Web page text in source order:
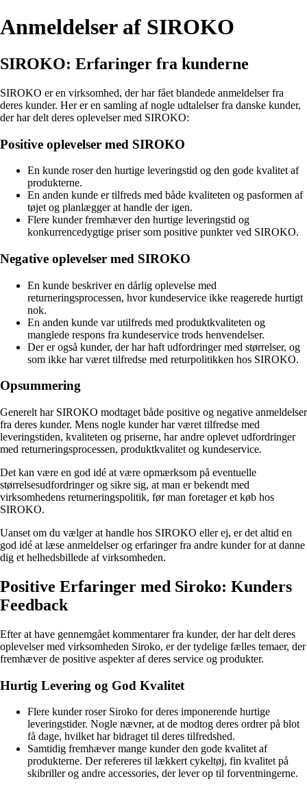
Anmeldelser af SIROKO
SIROKO: Erfaringer fra kunderne
SIROKO er en virksomhed, der har fået blandede anmeldelser fra
deres kunder. Her er en samling af nogle udtalelser fra danske kunder,
der har delt deres oplevelser med SIROKO:
Positive oplevelser med SIROKO
En kunde roser den hurtige leveringstid og den gode kvalitet af
produkterne.
En anden kunde er tilfreds med både kvaliteten og pasformen af
tøjet og planlægger at handle der igen.
Flere kunder fremhæver den hurtige leveringstid og
konkurrencedygtige priser som positive punkter ved SIROKO.
Negative oplevelser med SIROKO
En kunde beskriver en dårlig oplevelse med
returneringsprocessen, hvor kundeservice ikke reagerede hurtigt
nok.
En anden kunde var utilfreds med produktkvaliteten og
manglede respons fra kundeservice trods henvendelser.
Der er også kunder, der har haft udfordringer med størrelser, og
som ikke har været tilfredse med returpolitikken hos SIROKO.
Opsummering
Generelt har SIROKO modtaget både positive og negative anmeldelser
fra deres kunder. Mens nogle kunder har været tilfredse med
leveringstiden, kvaliteten og priserne, har andre oplevet udfordringer
med returneringsprocessen, produktkvalitet og kundeservice.
Det kan være en god idé at være opmærksom på eventuelle
størrelsesudfordringer og sikre sig, at man er bekendt med
virksomhedens returneringspolitik, før man foretager et køb hos
SIROKO.
Uanset om du vælger at handle hos SIROKO eller ej, er det altid en
god idé at læse anmeldelser og erfaringer fra andre kunder for at danne
dig et helhedsbillede af virksomheden.
Positive Erfaringer med Siroko: Kunders
Feedback
Efter at have gennemgået kommentarer fra kunder, der har delt deres
oplevelser med virksomheden Siroko, er der tydelige fælles temaer, der
fremhæver de positive aspekter af deres service og produkter.
Hurtig Levering og God Kvalitet
Flere kunder roser Siroko for deres imponerende hurtige
leveringstider. Nogle nævner, at de modtog deres ordrer på blot
få dage, hvilket har bidraget til deres tilfredshed.
Samtidig fremhæver mange kunder den gode kvalitet af
produkterne. Der refereres til lækkert cykeltøj, fin kvalitet på
skibriller og andre accessories, der lever op til forventningerne.